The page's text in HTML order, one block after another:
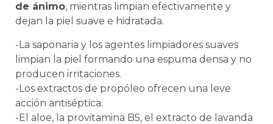
de ánimo, mientras limpian efectivamente y
dejan la piel suave e hidratada.
-La saponaria y los agentes limpiadores suaves
limpian la piel formando una espuma densa y no
producen irritaciones.
-Los extractos de propóleo ofrecen una leve
acción antiséptica.
-El aloe, la provitamina B5, el extracto de lavanda